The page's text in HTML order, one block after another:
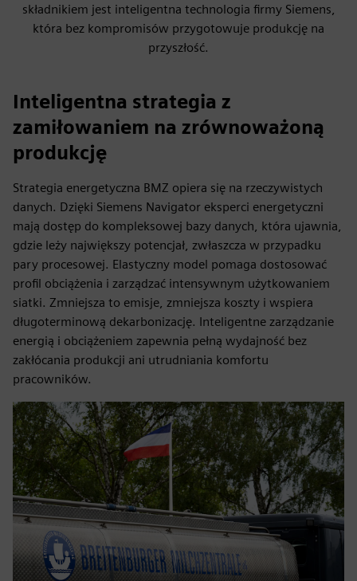
składnikiem jest inteligentna technologia firmy Siemens,
która bez kompromisów przygotowuje produkcję na
przyszłość.
Inteligentna strategia z
zamiłowaniem na zrównoważoną
produkcję
Strategia energetyczna BMZ opiera się na rzeczywistych
danych. Dzięki Siemens Navigator eksperci energetyczni
mają dostęp do kompleksowej bazy danych, która ujawnia,
gdzie leży największy potencjał, zwłaszcza w przypadku
pary procesowej. Elastyczny model pomaga dostosować
profil obciążenia i zarządzać intensywnym użytkowaniem
siatki. Zmniejsza to emisje, zmniejsza koszty i wspiera
długoterminową dekarbonizację. Inteligentne zarządzanie
energią i obciążeniem zapewnia pełną wydajność bez
zakłócania produkcji ani utrudniania komfortu
pracowników.